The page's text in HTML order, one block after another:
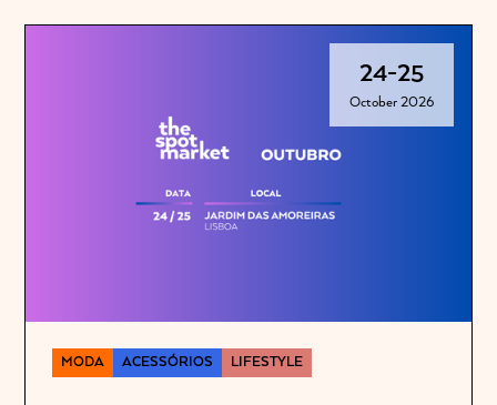
24-25
October 2026
MODA ACESSÓRIOS LIFESTYLE